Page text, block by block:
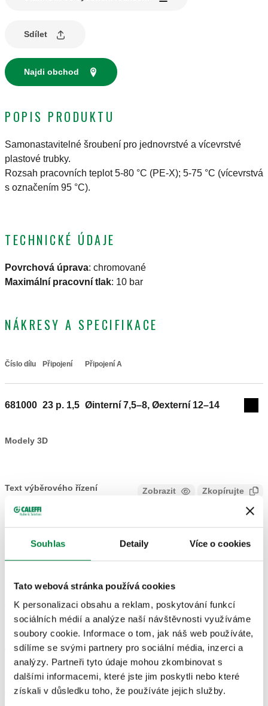
Souhlas Detaily Více o cookies
Tato webová stránka používá cookies
K personalizaci obsahu a reklam, poskytování funkcí
sociálních médií a analýze naší návštěvnosti využíváme
soubory cookie. Informace o tom, jak náš web používáte,
sdílíme se svými partnery pro sociální média, inzerci a
analýzy. Partneři tyto údaje mohou zkombinovat s
dalšími informacemi, které jste jim poskytli nebo které
získali v důsledku toho, že používáte jejich služby.
Sdílet
Najdi obchod
POPIS PRODUKTU
Samonastavitelné šroubení pro jednovrstvé a vícevrstvé
plastové trubky.
Rozsah pracovních teplot 5-80 °C (PE-X); 5-75 °C (vícevrstvá
s označením 95 °C).
TECHNICKÉ ÚDAJE
Povrchová úprava: chromované
Maximální pracovní tlak: 10 bar
NÁKRESY A SPECIFIKACE
Číslo dílu Připojení Připojení A
681000 23 p. 1,5 Øinterní 7,5–8, Øexterní 12–14
Modely 3D
Text výběrového řízení Zobrazit Zkopírujte
CALEFFI, 681000, DARCAL. Samonastavitelné šroubení
pracovních teplot 5-80 °C (PE-X); 5-75 °C (vícevrstvá s
označením 95 °C). Připojení: 23 p. 1,5, Spojení pro armatury
Maximální pracovní tlak: 10 bar. Povrchová úprava:
chromované.
78b5c466-aeaa-4176-bcfa-
2eeec6104eb5
Zobrazit
681002 23 p. 1,5 Øinterní 9–9,5, Øexterní 14–16
681001 23 p. 1,5 Øinterní 9,5–10, Øexterní 12–14
681006 23 p. 1,5 Øinterní 9,5–10, Øexterní 14–16